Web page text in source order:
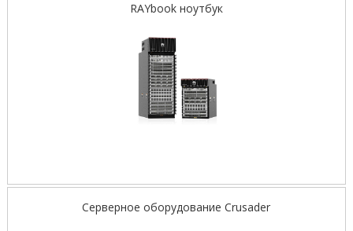
RAYbook ноутбук
Серверное оборудование Crusader